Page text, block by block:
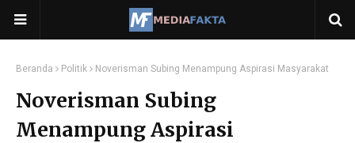
Beranda Politik Noverisman Subing Menampung Aspirasi Masyarakat
Noverisman Subing
Menampung Aspirasi